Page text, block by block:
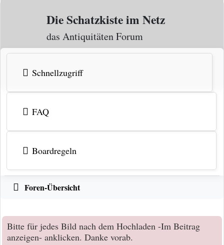
Zum Inhalt
Die Schatzkiste im Netz
das Antiquitäten Forum
Schnellzugriff
FAQ
Boardregeln
Foren-Übersicht
Bitte für jedes Bild nach dem Hochladen -Im Beitrag
anzeigen- anklicken. Danke vorab.